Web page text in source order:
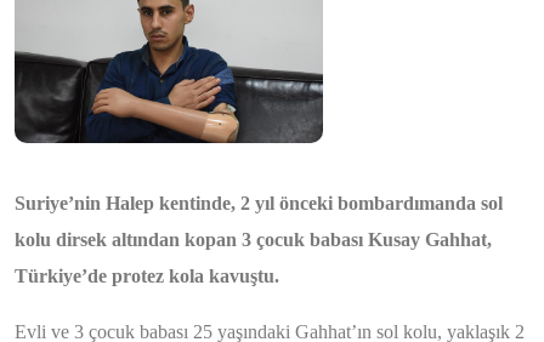
Suriye’nin Halep kentinde, 2 yıl önceki bombardımanda sol
kolu dirsek altından kopan 3 çocuk babası Kusay Gahhat,
Türkiye’de protez kola kavuştu.
Evli ve 3 çocuk babası 25 yaşındaki Gahhat’ın sol kolu, yaklaşık 2